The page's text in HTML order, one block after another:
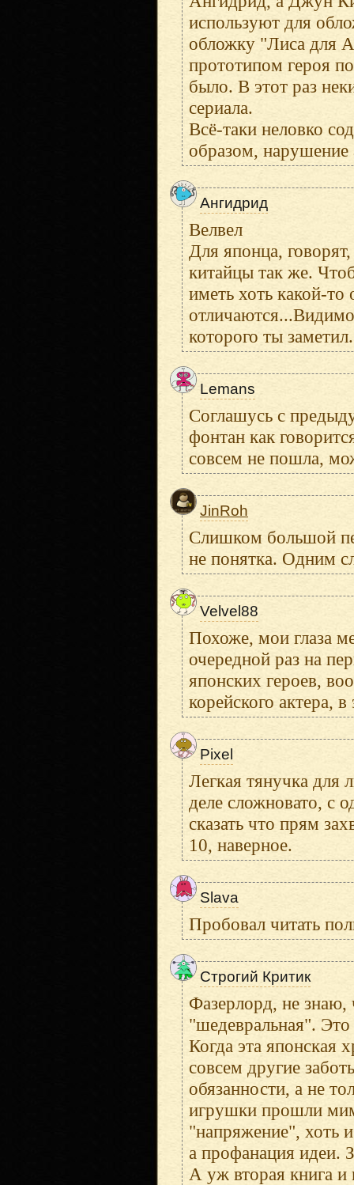
используют для
обложку "Лиса для
прототипом героя
было. В этот раз
сериала.
Всё-таки неловко
образом, нарушение
Ангидрид
Велвел
Для японца,
китайцы так же.
иметь хоть какой-
которого ты
Lemans
Соглашусь с
фонтан как
совсем не пошла,
JinRoh
Слишком большой
не понятка. Одним
Velvel88
Похоже, мои глаза
очередной раз на
японских героев,
корейского актера,
Pixel
Легкая тянучка для
деле сложновато, с
сказать что прям
10, наверное.
Slava
Пробовал читать
Строгий Критик
Фазерлорд, не знаю,
"шедевральная".
Когда эта японская
совсем другие
обязанности, а не
игрушки прошли
"напряжение", хоть
а профанация идеи.
А уж вторая книга и